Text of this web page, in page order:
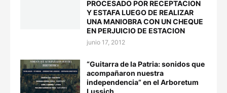
PROCESADO POR RECEPTACION
Y ESTAFA LUEGO DE REALIZAR
UNA MANIOBRA CON UN CHEQUE
EN PERJUICIO DE ESTACION
junio 17, 2012
“Guitarra de la Patria: sonidos que
acompañaron nuestra
independencia” en el Arboretum